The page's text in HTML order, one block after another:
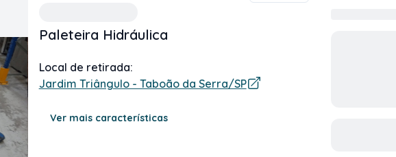
Paleteira Hidráulica
Local de retirada:
Jardim Triângulo - Taboão da Serra/SP
Ver mais características